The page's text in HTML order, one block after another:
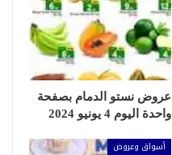
عروض نستو الدمام بصفحة
واحدة اليوم 4 يونيو 2024
أسواق وعروض